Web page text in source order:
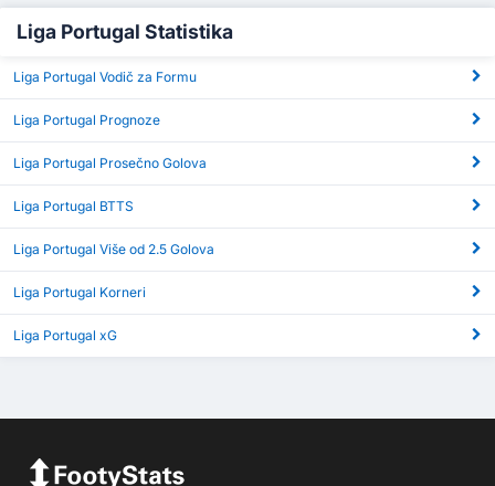
Liga Portugal Statistika
Liga Portugal Vodič za Formu
Liga Portugal Prognoze
Liga Portugal Prosečno Golova
Liga Portugal BTTS
Liga Portugal Više od 2.5 Golova
Liga Portugal Korneri
Liga Portugal xG